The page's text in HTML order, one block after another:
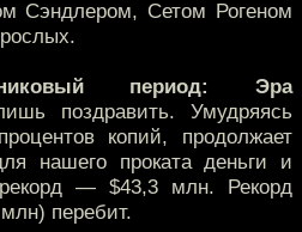
Сэндлером, Сетом Рогеном
период: Эра
поздравить. Умудряясь
копий, продолжает
нашего проката деньги и
— $43,3 млн. Рекорд
перебит.